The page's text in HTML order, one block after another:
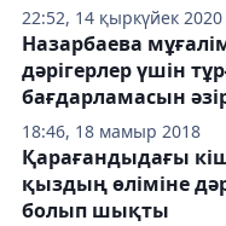
22:52, 14 қыркүйек 2020
18:46, 18 мамыр 2018
Назарбаева
дәрігерлер үшін
бағдарламасын
Қарағандыдағы
қыздың өліміне
болып шықты